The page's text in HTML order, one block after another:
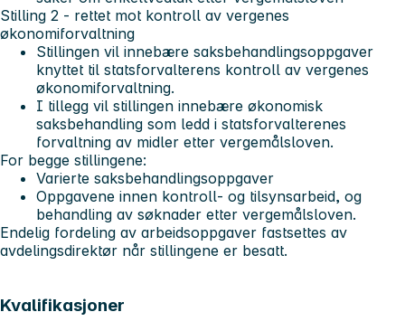
Stilling 2 - rettet mot kontroll av vergenes
økonomiforvaltning
Stillingen vil innebære saksbehandlingsoppgaver
knyttet til statsforvalterens kontroll av vergenes
økonomiforvaltning.
I tillegg vil stillingen innebære økonomisk
saksbehandling som ledd i statsforvalterenes
forvaltning av midler etter vergemålsloven.
For begge stillingene:
Varierte saksbehandlingsoppgaver
Oppgavene innen kontroll- og tilsynsarbeid, og
behandling av søknader etter vergemålsloven.
Endelig fordeling av arbeidsoppgaver fastsettes av
avdelingsdirektør når stillingene er besatt.
Kvalifikasjoner